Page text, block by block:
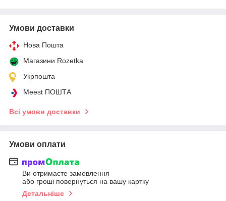
Умови доставки
Нова Пошта
Магазини Rozetka
Укрпошта
Meest ПОШТА
Всі умови доставки
Умови оплати
Ви отримаєте замовлення
або гроші повернуться на вашу картку
Детальніше